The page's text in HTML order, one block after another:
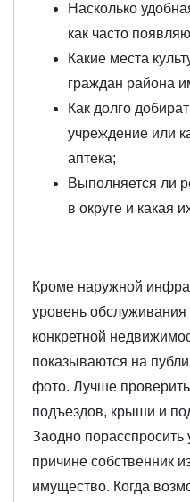
Насколько
как часто
Какие места
граждан района
Как долго
учреждение или
аптека;
Выполняется ли
в округе и какая
Кроме наружной
уровень
конкретной
показываются на
фото. Лучше
подъездов, крыши и
Заодно порасспросить
причине собственник
имущество. Когда